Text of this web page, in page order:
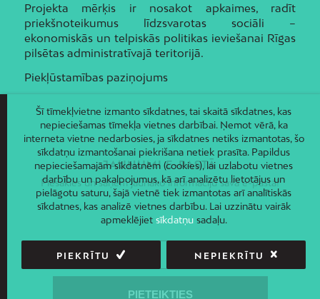
Projekta mērķis ir nosakot apkaimes, radīt
priekšnoteikumus līdzsvarotas sociāli –
ekonomiskās un telpiskās politikas ieviešanai Rīgas
pilsētas administratīvajā teritorijā.
Piekļūstamības paziņojums
JAUNUMI E-PASTĀ
Piesakies un saņem jaunāko informāciju savā e-pastā!
Šī tīmekļvietne izmanto sīkdatnes, tai skaitā sīkdatnes, kas
nepieciešamas tīmekļa vietnes darbībai. Ņemot vērā, ka
interneta vietne nedarbosies, ja sīkdatnes netiks izmantotas, šo
sīkdatņu izmantošanai piekrišana netiek prasīta. Papildus
nepieciešamajām sīkdatnēm (cookies), lai uzlabotu vietnes
darbību un pakalpojumus, kā arī analizētu lietotājus un
pielāgotu saturu, šajā vietnē tiek izmantotas arī analītiskās
sīkdatnes, kas analizē vietnes darbību. Lai uzzinātu vairāk
apmeklējiet sīkdatņusadaļu.
PIEKRĪTU NEPIEKRĪTU